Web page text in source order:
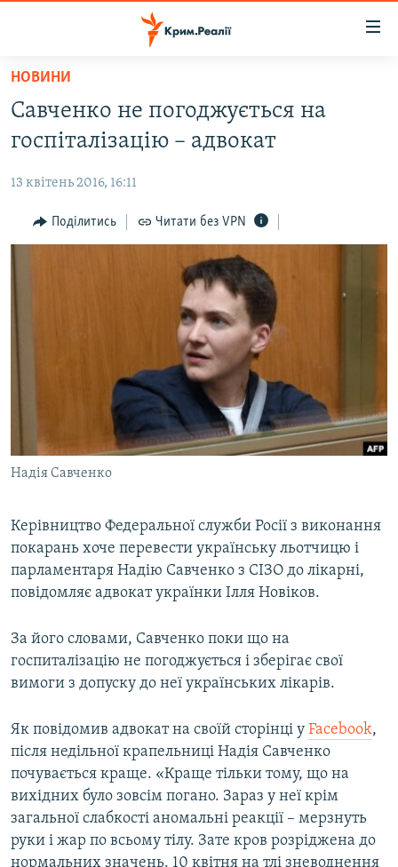
Перейти
основного
матеріалу
до
навігації
Перейти
ПОЛІТИКА
БЛОГИ
ВІДЕОУРОКИ «ELIFBE»
СВІДЧЕННЯ ОКУПАЦІЇ
УКРАЇНСЬКА ПРОБЛЕМА КРИМУ
ЯК ОБІЙТИ БЛОКУВАННЯ
Qırımtatar
Усі сайти RFE/RL
НОВИНИ
Савченко не погоджується на
госпіталізацію – адвокат
13 квітень 2016, 16:11
Поділитись Читати без VPN
Надія Савченко
Керівництво Федеральної служби Росії з виконання
покарань хоче перевести українську льотчицю і
парламентаря Надію Савченко з СІЗО до лікарні,
повідомляє адвокат українки Ілля Новіков.
За його словами, Савченко поки що на
госпиталізацію не погоджується і зберігає свої
вимоги з допуску до неї українських лікарів.
Як повідомив адвокат на своїй сторінці у Facebook,
після недільної крапельниці Надія Савченко
почувається краще. «Краще тільки тому, що на
вихідних було зовсім погано. Зараз у неї крім
загальної слабкості аномальні реакції – мерзнуть
руки і жар по всьому тілу. Зате кров розріджена до
нормальних значень. 10 квітня на тлі зневоднення